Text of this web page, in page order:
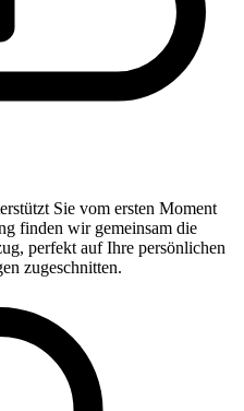
Sie vom ersten Moment
finden wir gemeinsam die
perfekt auf Ihre persönlichen
zugeschnitten.